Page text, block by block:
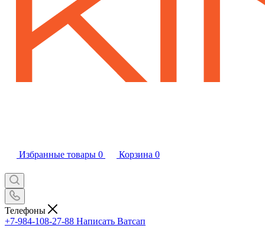
Избранные товары 0 Корзина 0
Телефоны
+7-984-108-27-88 Написать Ватсап